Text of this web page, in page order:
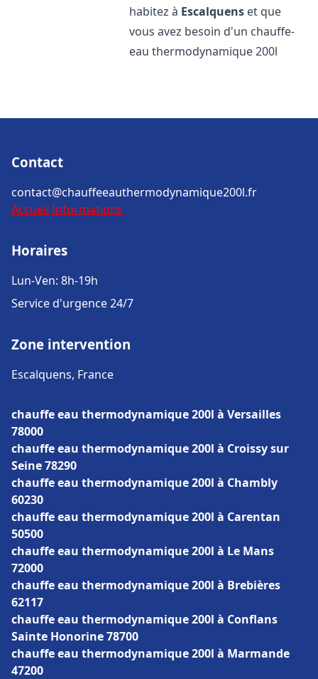
habitez à Escalquens et que
vous avez besoin d'un chauffe-
eau thermodynamique 200l
Contact
contact@chauffeeauthermodynamique200l.fr
Accueil Informations
Horaires
Lun-Ven: 8h-19h
Service d'urgence 24/7
Zone intervention
Escalquens, France
chauffe eau thermodynamique 200l à Versailles
78000
chauffe eau thermodynamique 200l à Croissy sur
Seine 78290
chauffe eau thermodynamique 200l à Chambly
60230
chauffe eau thermodynamique 200l à Carentan
50500
chauffe eau thermodynamique 200l à Le Mans
72000
chauffe eau thermodynamique 200l à Brebières
62117
chauffe eau thermodynamique 200l à Conflans
Sainte Honorine 78700
chauffe eau thermodynamique 200l à Marmande
47200